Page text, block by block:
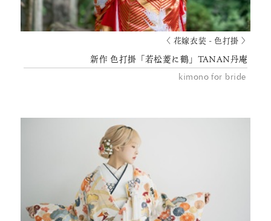
〈 花嫁衣装 - 色打掛 〉
新作 色打掛「若松菱に鶴」TANAN丹庵
kimono for bride